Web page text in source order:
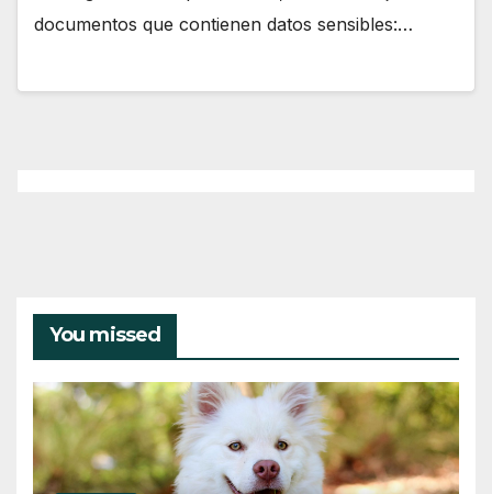
documentos que contienen datos sensibles:…
You missed